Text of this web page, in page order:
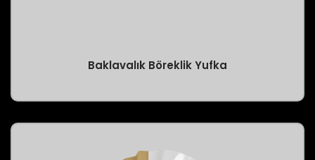
Baklavalık Böreklik Yufka